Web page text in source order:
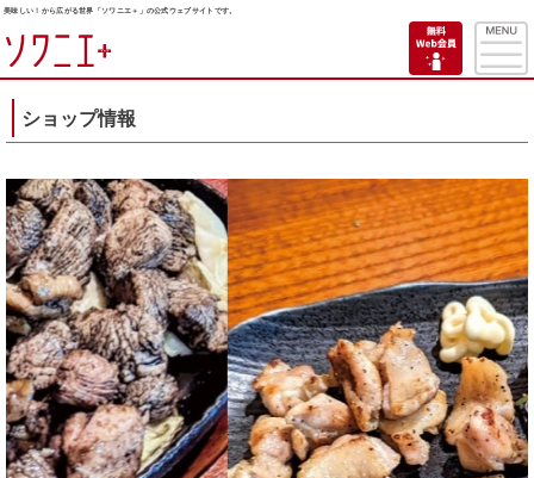
美味しい！から広がる世界「ソワニエ＋」の公式ウェブサイトです。
ショップ情報